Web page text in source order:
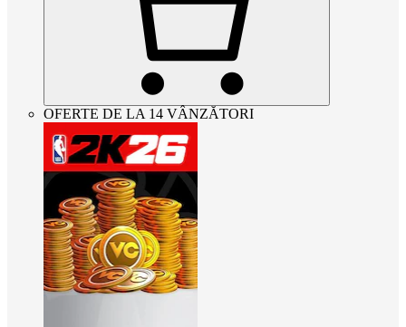
OFERTE DE LA 14 VÂNZĂTORI